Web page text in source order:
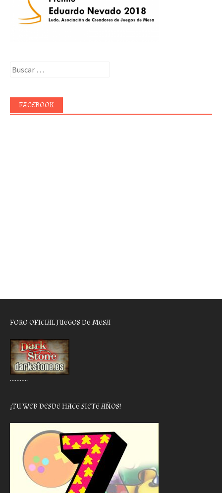
Buscar:
FACEBOOK
FORO OFICIAL JUEGOS DE MESA
………..
¡TU WEB DESDE HACE SIETE AÑOS!